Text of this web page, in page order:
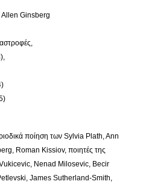
Allen Ginsberg
ποίηση των Sylvia Plath, Ann
Roman Kissiov, ποιητές της
Νenad Milosevic, Becir
James Sutherland-Smith,